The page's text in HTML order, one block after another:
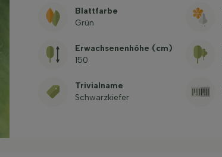
Blattfarbe
Grün
Erwachsenenhöhe (cm)
150
Trivialname
Schwarzkiefer